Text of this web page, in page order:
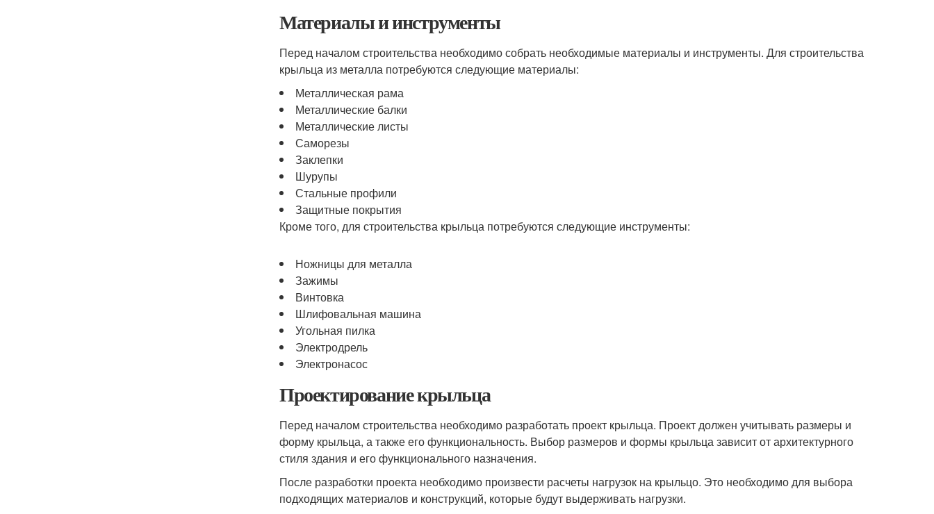
Материалы и инструменты
Перед началом строительства необходимо собрать необходимые материалы и инструменты. Для строительства
крыльца из металла потребуются следующие материалы:
Металлическая рама
Металлические балки
Металлические листы
Саморезы
Заклепки
Шурупы
Стальные профили
Защитные покрытия
Кроме того, для строительства крыльца потребуются следующие инструменты:
Ножницы для металла
Зажимы
Винтовка
Шлифовальная машина
Угольная пилка
Электродрель
Электронасос
Проектирование крыльца
Перед началом строительства необходимо разработать проект крыльца. Проект должен учитывать размеры и
форму крыльца, а также его функциональность. Выбор размеров и формы крыльца зависит от архитектурного
стиля здания и его функционального назначения.
После разработки проекта необходимо произвести расчеты нагрузок на крыльцо. Это необходимо для выбора
подходящих материалов и конструкций, которые будут выдерживать нагрузки.